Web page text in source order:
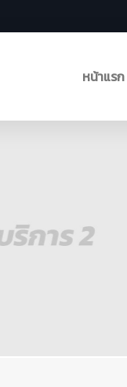
หน้าแรก